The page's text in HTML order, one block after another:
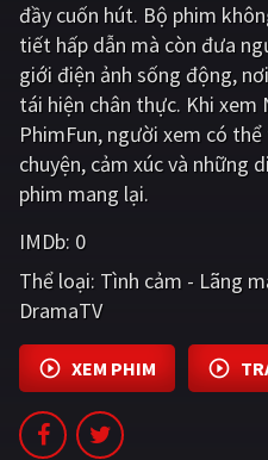
Viễn Tây
GameShow
QUỐC GIA
Ấn Độ
Tổng hợp
CẬP NHẬT
đầy cuốn hút. Bộ phim
tiết hấp dẫn mà còn đưa
giới điện ảnh sống động,
tái hiện chân thực. Khi xem
PhimFun, người xem có
chuyện, cảm xúc và những
phim mang lại.
IMDb: 0
Thể loại: Tình cảm - Lãng
DramaTV
XEM PHIM